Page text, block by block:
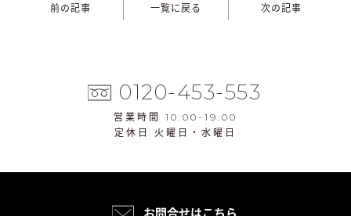
前の記事 一覧に戻る 次の記事
0120-453-553
営業時間 10:00-19:00
定休日 火曜日・水曜日